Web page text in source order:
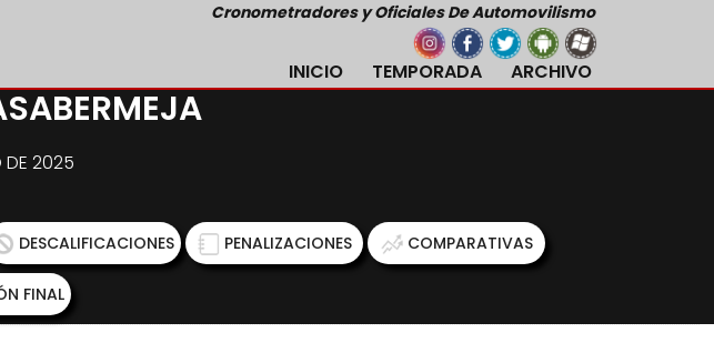
Cronometradores y Oficiales De Automovilismo
INICIO TEMPORADA ARCHIVO
DE 2025
DESCALIFICACIONES PENALIZACIONES COMPARATIVAS
FINAL